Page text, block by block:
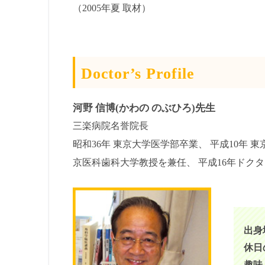
（2005年夏 取材）
Doctor’s Profile
河野 信博(かわの のぶひろ)先生
三楽病院名誉院長
昭和36年 東京大学医学部卒業、 平成10年
京医科歯科大学教授を兼任、 平成16年ドク
出
休日